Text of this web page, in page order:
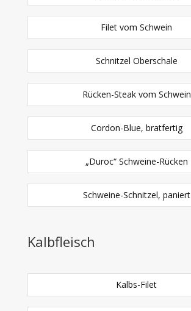
Filet vom Schwein
Schnitzel Oberschale
Rücken-Steak vom Schwein
Cordon-Blue, bratfertig
„Duroc“ Schweine-Rücken
Schweine-Schnitzel, paniert
Kalbfleisch
Kalbs-Filet